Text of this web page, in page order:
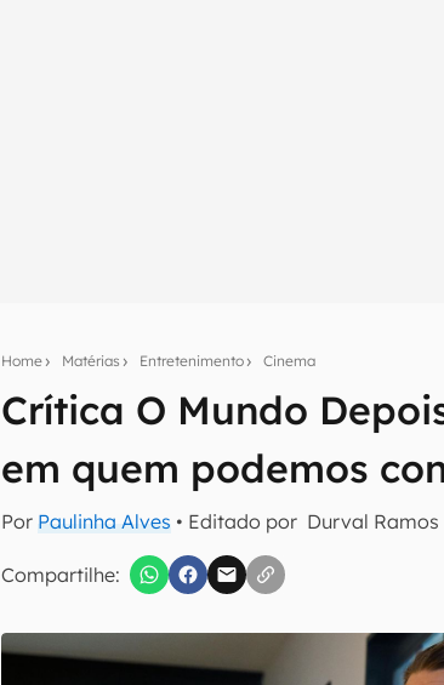
Home Matérias Entretenimento Cinema
Crítica O Mundo
em quem podemos
Por Paulinha Alves • Editado por Durval Ramos
Compartilhe:
Seu resumo inteligente do mundo
Assine a newsletter do Canaltech e receba